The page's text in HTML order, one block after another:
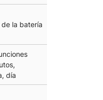
la batería
día